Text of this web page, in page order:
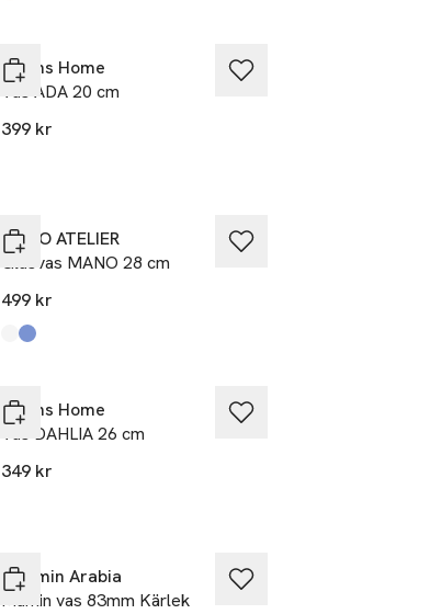
Åhléns Home
Vas ADA 20 cm
399 kr
MANO ATELIER
Glasvas MANO 28 cm
499 kr
Produkten finns i färgerna:
Transparant
Blue,
Åhléns Home
Vas DAHLIA 26 cm
349 kr
Moomin Arabia
Mumin vas 83mm Kärlek